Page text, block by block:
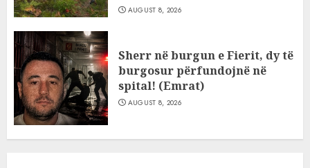
AUGUST 8, 2026
Sherr në burgun e Fierit, dy të
burgosur përfundojnë në
spital! (Emrat)
AUGUST 8, 2026